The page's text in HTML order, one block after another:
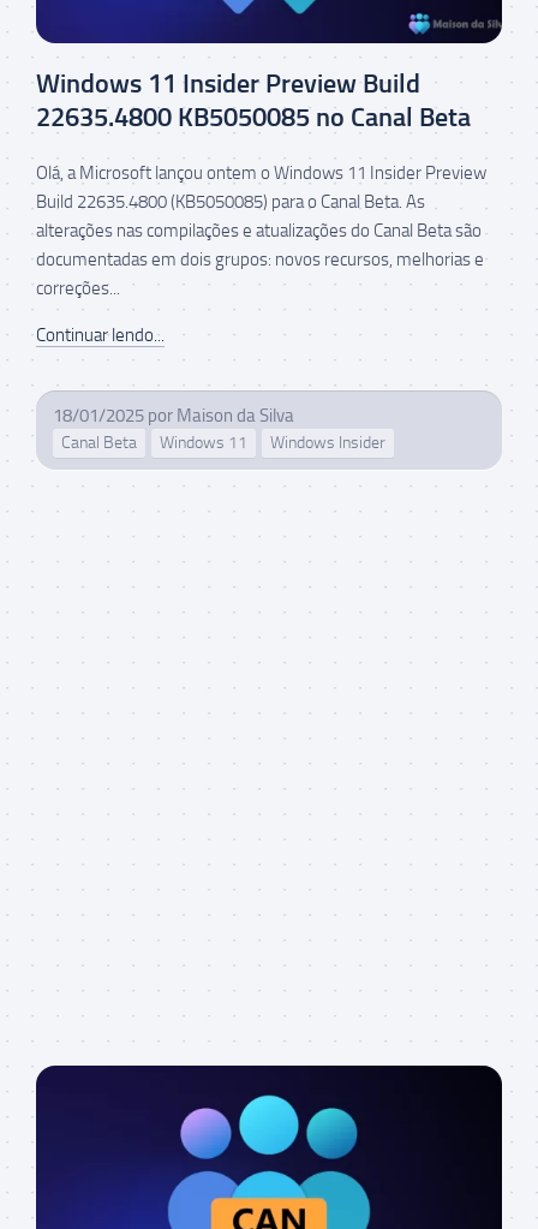
Windows 11 Insider Preview Build
22635.4800 KB5050085 no Canal Beta
Olá, a Microsoft lançou ontem o Windows 11 Insider Preview
Build 22635.4800 (KB5050085) para o Canal Beta. As
alterações nas compilações e atualizações do Canal Beta são
documentadas em dois grupos: novos recursos, melhorias e
correções...
Continuar lendo...
18/01/2025 por Maison da Silva
Canal Beta Windows 11 Windows Insider